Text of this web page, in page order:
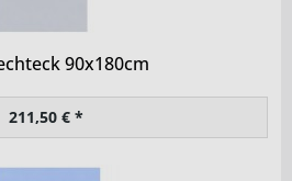
90x180cm
211,50 € *